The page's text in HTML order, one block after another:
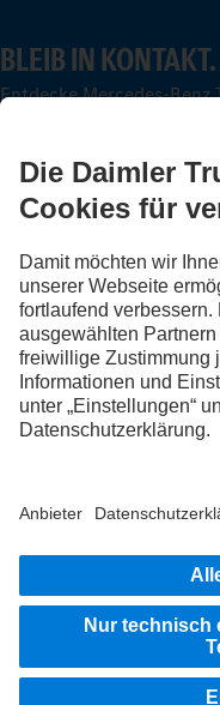
BLEIB IN KONTAKT.
Entdecke Mercedes-
FOLLOW THE
Tausche jetzt
Truckern aus.